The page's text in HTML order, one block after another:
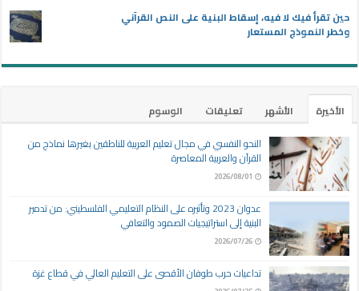
حين تقرأ فيك لا فيه، إسقاط البنية على النص القرآني
وخطر النموذج المستعار
الأخيرة الأشهر تعليقات
الوسوم
النحو النفسي في مجال تعليم العربية للناطقين بغيرها نماذج من
القرآن والعربية المعاصرة
2026/08/01
عدوان 2023 وتأثيره على النظام التعليمي الفلسطيني: من تدمير
البنية إلى استراتيجيات الصمود والتعافي
2026/07/26
تداعيات حرب طوفان الأقصى على التعليم العالي في قطاع غزة